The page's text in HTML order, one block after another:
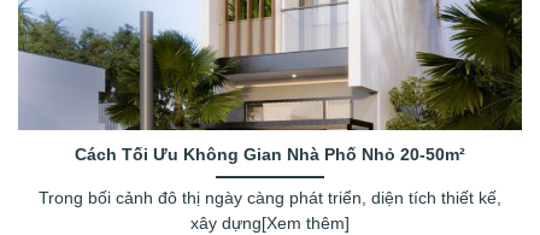
Cách Tối Ưu Không Gian Nhà Phố Nhỏ 20-50m²
Trong bối cảnh đô thị ngày càng phát triển, diện tích thiết kế,
xây dựng[Xem thêm]